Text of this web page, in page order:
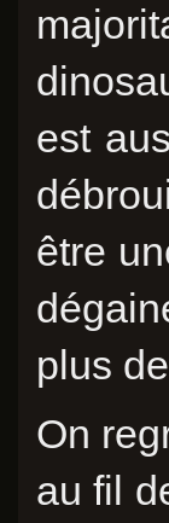
est
être
plus
On
au fil